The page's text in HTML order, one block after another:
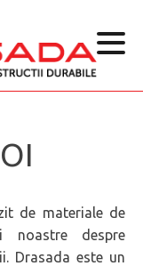
de materiale de
noastre despre
Drasada este un